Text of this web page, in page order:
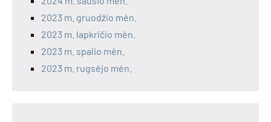
2023 m. gruodžio mėn.
2023 m. lapkričio mėn.
2023 m. spalio mėn.
2023 m. rugsėjo mėn.